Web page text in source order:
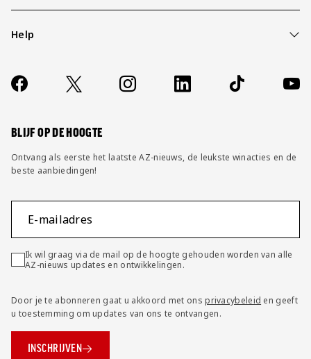
Help
Contact
FAQ
Socials
https://www.facebook.com/AZAlkmaar
X Instagram LinkedIn TikTok
BLIJF OP DE HOOGTE
Ontvang als eerste het laatste AZ-nieuws, de leukste winacties en de
beste aanbiedingen!
E-mailadres
Ik wil graag via de mail op de hoogte gehouden worden van alle
AZ-nieuws updates en ontwikkelingen.
Door je te abonneren gaat u akkoord met onsprivacybeleid en geeft
u toestemming om updates van ons te ontvangen.
INSCHRIJVEN